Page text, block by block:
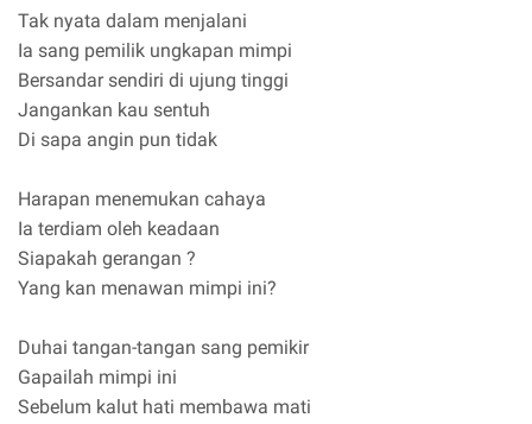
Tak nyata dalam menjalani
Ia sang pemilik ungkapan mimpi
Bersandar sendiri di ujung tinggi
Jangankan kau sentuh
Di sapa angin pun tidak
Harapan menemukan cahaya
Ia terdiam oleh keadaan
Siapakah gerangan ?
Yang kan menawan mimpi ini?
Duhai tangan-tangan sang pemikir
Gapailah mimpi ini
Sebelum kalut hati membawa mati